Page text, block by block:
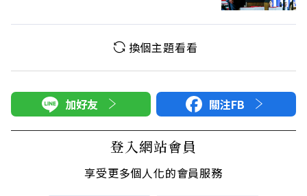
換個主題看看
加好友 關注FB
登入網站會員
享受更多個人化的會員服務